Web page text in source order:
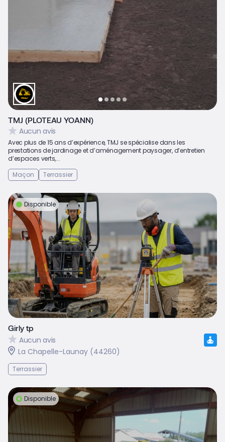
TMJ (PLOTEAU YOANN)
Aucun avis
Avec plus de 15 ans d’expérience, TMJ se spécialise dans les
prestations de jardinage et d’aménagement paysager, d’entretien
d’espaces verts,...
Maçon
Terrassier
Disponible
Girly tp
Aucun avis
La Chapelle-Launay (44260)
Terrassier
Disponible